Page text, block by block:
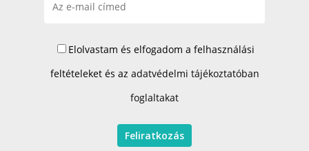
Elolvastam és elfogadom a felhasználási
feltételeket és az adatvédelmi tájékoztatóban
foglaltakat